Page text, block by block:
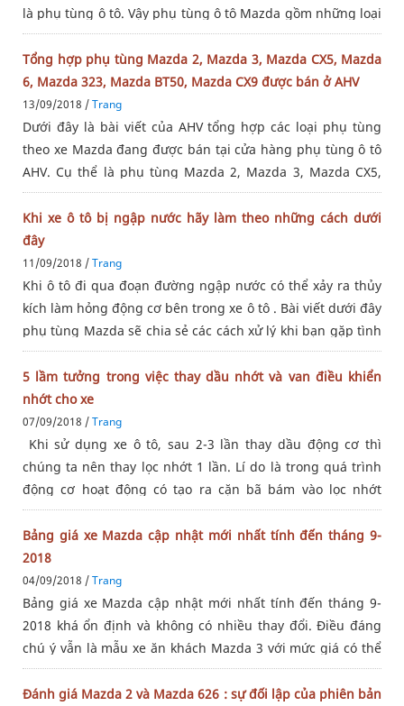
là phụ tùng ô tô. Vậy phụ tùng ô tô Mazda gồm những loại
nào, hãy cũng AHV tìm hiểu thêm nhé!
Tổng hợp phụ tùng Mazda 2, Mazda 3, Mazda CX5, Mazda
6, Mazda 323, Mazda BT50, Mazda CX9 được bán ở AHV
13/09/2018 /Trang
Dưới đây là bài viết của AHV tổng hợp các loại phụ tùng
theo xe Mazda đang được bán tại cửa hàng phụ tùng ô tô
AHV. Cụ thể là phụ tùng Mazda 2, Mazda 3, Mazda CX5,
Mazda 6, Mazda 323, Mazda BT50, Mazda CX9. Phụ tùng
Mazda
Khi xe ô tô bị ngập nước hãy làm theo những cách dưới
đây
11/09/2018 /Trang
Khi ô tô đi qua đoạn đường ngập nước có thể xảy ra thủy
kích làm hỏng động cơ bên trong xe ô tô . Bài viết dưới đây
phụ tùng Mazda sẽ chia sẻ các cách xử lý khi bạn gặp tình
huống này nhé!Nguyên nhân khiến xe bị chết máySau mỗi
trận
5 lầm tưởng trong việc thay dầu nhớt và van điều khiển
nhớt cho xe
07/09/2018 /Trang
Khi sử dụng xe ô tô, sau 2-3 lần thay dầu động cơ thì
chúng ta nên thay lọc nhớt 1 lần. Lí do là trong quá trình
động cơ hoạt động có tạo ra cặn bã bám vào lọc nhớt
khiến xe không hoạt động trôi chảy. Ngoài ra một bộ phận
quan
Bảng giá xe Mazda cập nhật mới nhất tính đến tháng 9-
2018
04/09/2018 /Trang
Bảng giá xe Mazda cập nhật mới nhất tính đến tháng 9-
2018 khá ổn định và không có nhiều thay đổi. Điều đáng
chú ý vẫn là mẫu xe ăn khách Mazda 3 với mức giá có thể
nói là cạnh tranh nhất phân khúc. Mazda 3 sedan hiện
được bán
Đánh giá Mazda 2 và Mazda 626 : sự đối lập của phiên bản